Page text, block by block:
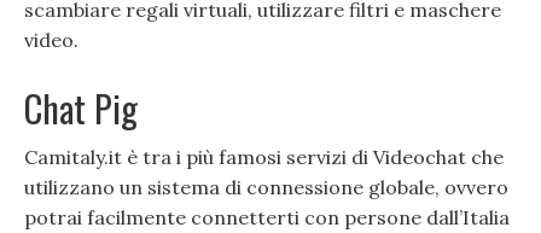
scambiare regali virtuali, utilizzare filtri e maschere
video.
Chat Pig
Camitaly.it è tra i più famosi servizi di Videochat che
utilizzano un sistema di connessione globale, ovvero
potrai facilmente connetterti con persone dall’Italia